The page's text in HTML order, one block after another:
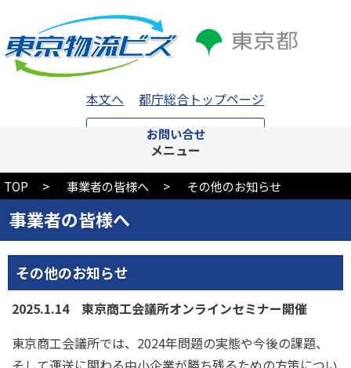
本文へ 都庁総合トップページ
お問い合せ
メニュー
TOP 事業者の皆様へ その他のお知らせ
事業者の皆様へ
その他のお知らせ
2025.1.14 東京商工会議所オンラインセミナー開催
東京商工会議所では、2024年問題の実態や今後の課題、